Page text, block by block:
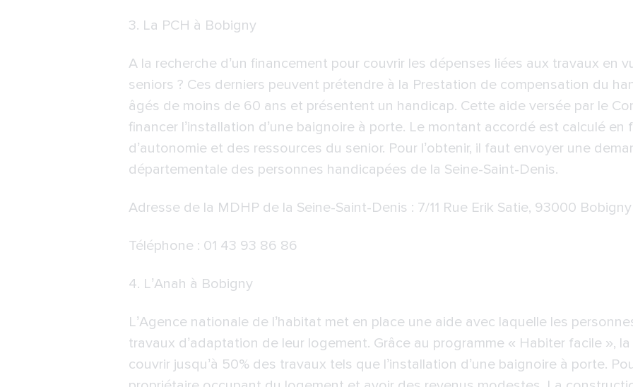
3. La PCH à Bobigny
A la recherche d’un financement pour couvrir les dépenses liées aux travaux en
seniors ? Ces derniers peuvent prétendre à la Prestation de compensation du
âgés de moins de 60 ans et présentent un handicap. Cette aide versée par le
financer l’installation d’une baignoire à porte. Le montant accordé est calculé en
d’autonomie et des ressources du senior. Pour l’obtenir, il faut envoyer une
départementale des personnes handicapées de la Seine-Saint-Denis.
Adresse de la MDHP de la Seine-Saint-Denis : 7/11 Rue Erik Satie, 93000 Bobigny
Téléphone : 01 43 93 86 86
4. L’Anah à Bobigny
L’Agence nationale de l’habitat met en place une aide avec laquelle les
travaux d’adaptation de leur logement. Grâce au programme « Habiter facile »,
couvrir jusqu’à 50% des travaux tels que l’installation d’une baignoire à porte.